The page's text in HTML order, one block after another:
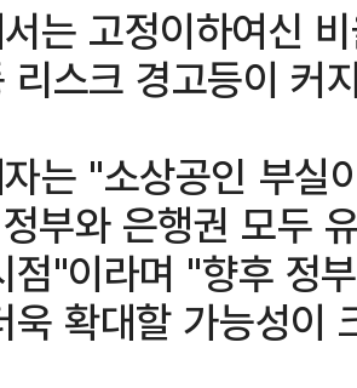
는 고정이하여신
리스크 경고등이 커
는 "소상공인 부실
부와 은행권 모두
점"이라며 "향후 정
욱 확대할 가능성이